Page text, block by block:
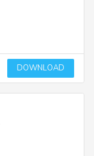
DOWNLOAD